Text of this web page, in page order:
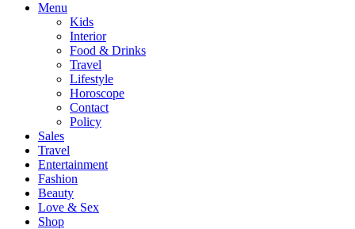
Menu
Kids
Interior
Food & Drinks
Travel
Lifestyle
Horoscope
Contact
Policy
Sales
Travel
Entertainment
Fashion
Beauty
Love & Sex
Shop